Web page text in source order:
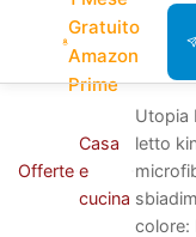
Gratuito
Amazon
Prime
Offerte
Casa
e
cucina
Utopia
letto
colore: